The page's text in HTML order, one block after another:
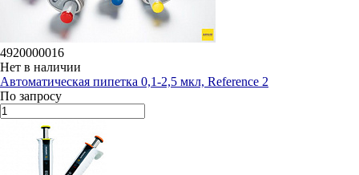
4920000016
Нет в наличии
Автоматическая пипетка 0,1-2,5 мкл, Reference 2
По запросу